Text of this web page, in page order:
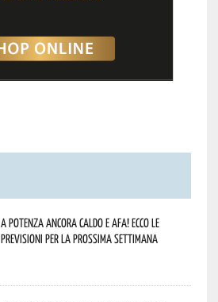
A Potenza ancora caldo e afa! Ecco le
previsioni per la prossima settimana